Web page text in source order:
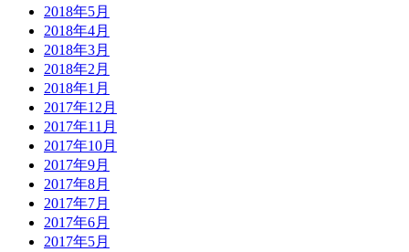
2018年5月
2018年4月
2018年3月
2018年2月
2018年1月
2017年12月
2017年11月
2017年10月
2017年9月
2017年8月
2017年7月
2017年6月
2017年5月